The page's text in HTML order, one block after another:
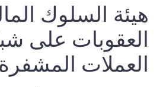
هيئة السلوك
العقوبات على
العملات